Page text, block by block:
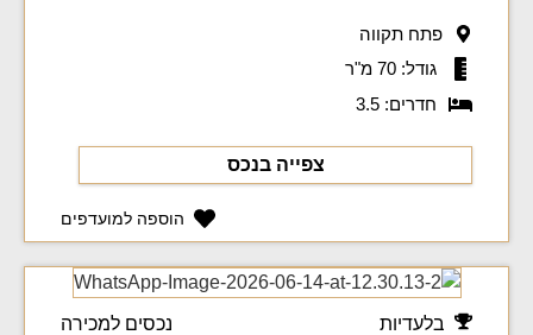
פתח תקווה
גודל: 70 מ"ר
חדרים: 3.5
צפייה בנכס
הוספה למועדפים
בלעדיות נכסים למכירה